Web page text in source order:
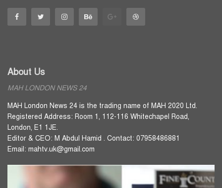
About Us
MAH LONDON NEWS 24
MAH London News 24 is the trading name of MAH 2020 Ltd.
Registered Address: Room 1, 112-116 Whitechapel Road,
London, E1 1JE.
Editor & CEO: M Abdul Hamid . Contact: 07958486881
Email: mahtv.uk@gmail.com